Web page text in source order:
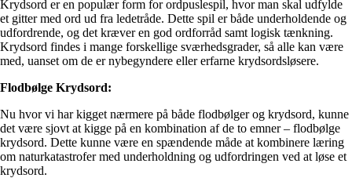
Krydsord er en populær form for ordpuslespil, hvor man skal udfylde
et gitter med ord ud fra ledetråde. Dette spil er både underholdende og
udfordrende, og det kræver en god ordforråd samt logisk tænkning.
Krydsord findes i mange forskellige sværhedsgrader, så alle kan være
med, uanset om de er nybegyndere eller erfarne krydsordsløsere.
Flodbølge Krydsord:
Nu hvor vi har kigget nærmere på både flodbølger og krydsord, kunne
det være sjovt at kigge på en kombination af de to emner – flodbølge
krydsord. Dette kunne være en spændende måde at kombinere læring
om naturkatastrofer med underholdning og udfordringen ved at løse et
krydsord.